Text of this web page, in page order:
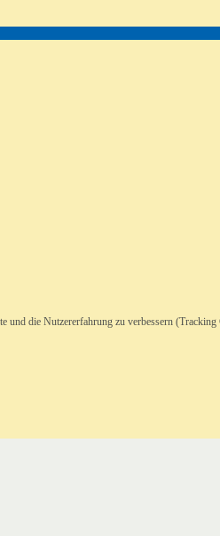
die Nutzererfahrung zu verbessern